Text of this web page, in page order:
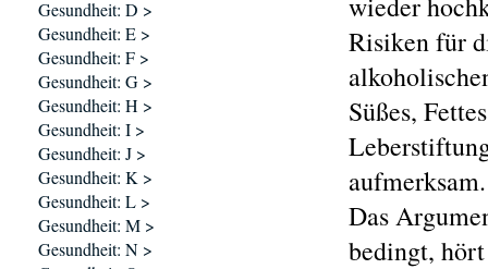
Risiken für
Süßes,
aufmerksam.
Das
bedingt,
Gesundheit: D >
Gesundheit: E >
Gesundheit: F >
Gesundheit: G >
Gesundheit: H >
Gesundheit: I >
Gesundheit: J >
Gesundheit: K >
Gesundheit: L >
Gesundheit: M >
Gesundheit: N >